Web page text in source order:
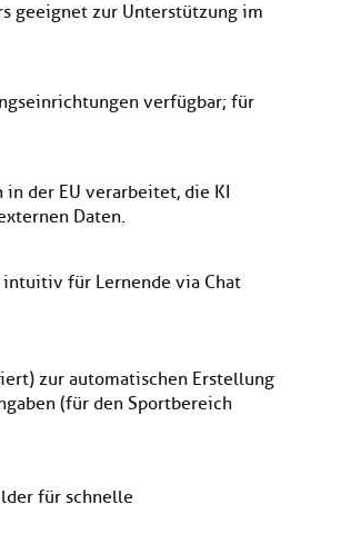
geeignet zur Unterstützung im
verfügbar; für
der EU verarbeitet, die KI
Daten.
für Lernende via Chat
zur automatischen Erstellung
(für den Sportbereich
für schnelle